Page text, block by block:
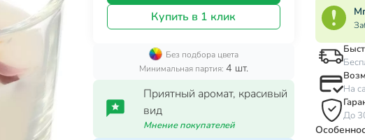
Купить в 1 клик
Без подбора цвета
Минимальная партия: 4 шт.
Приятный аромат, красивый
вид
Мнение покупателей
На
До